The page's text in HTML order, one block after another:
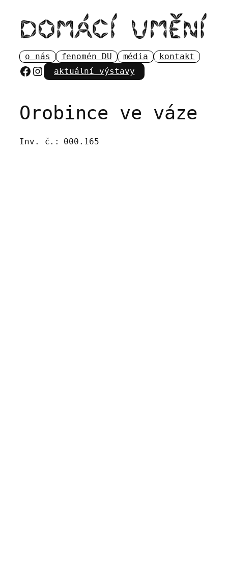
obsah
o nás fenomén DU média kontakt
Facebook
Instagram
aktuální výstavy
Orobince ve váze
Inv. č.: 000.165